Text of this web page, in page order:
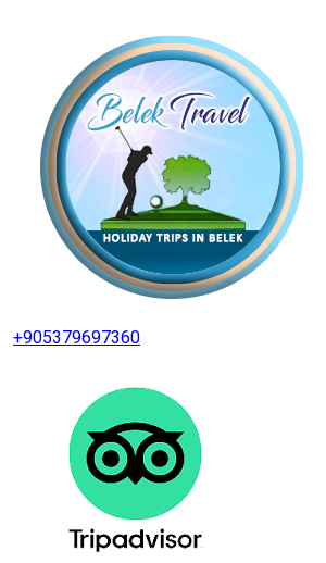
+905379697360